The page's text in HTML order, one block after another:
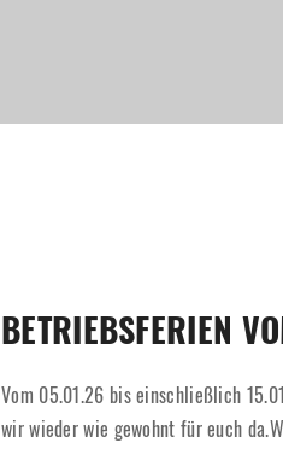
BETRIEBSFERIEN
Vom 05.01.26 bis einschließlich
wir wieder wie gewohnt für euch